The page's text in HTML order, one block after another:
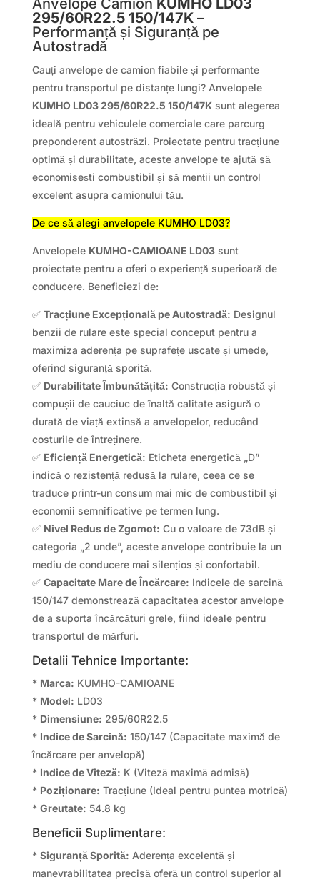
295/60R22.5 150/147K–
Performanță și Siguranță pe
Autostradă
Cauți anvelope de camion fiabile și performante
pentru transportul pe distanțe lungi? Anvelopele
KUMHO LD03 295/60R22.5 150/147K sunt alegerea
ideală pentru vehiculele comerciale care parcurg
preponderent autostrăzi. Proiectate pentru tracțiune
optimă și durabilitate, aceste anvelope te ajută să
economisești combustibil și să menții un control
excelent asupra camionului tău.
De ce să alegi anvelopele KUMHO LD03?
Anvelopele KUMHO-CAMIOANE LD03sunt
proiectate pentru a oferi o experiență superioară de
conducere. Beneficiezi de:
✅ Tracțiune Excepțională pe Autostradă: Designul
benzii de rulare este special conceput pentru a
maximiza aderența pe suprafețe uscate și umede,
oferind siguranță sporită.
✅ Durabilitate Îmbunătățită: Construcția robustă și
compușii de cauciuc de înaltă calitate asigură o
durată de viață extinsă a anvelopelor, reducând
costurile de întreținere.
✅ Eficiență Energetică: Eticheta energetică „D”
indică o rezistență redusă la rulare, ceea ce se
traduce printr-un consum mai mic de combustibil și
economii semnificative pe termen lung.
✅ Nivel Redus de Zgomot: Cu o valoare de 73dB și
categoria „2 unde”, aceste anvelope contribuie la un
mediu de conducere mai silențios și confortabil.
✅ Capacitate Mare de Încărcare: Indicele de sarcină
150/147 demonstrează capacitatea acestor anvelope
de a suporta încărcături grele, fiind ideale pentru
transportul de mărfuri.
Detalii Tehnice Importante:
* Marca: KUMHO-CAMIOANE
* Model: LD03
* Dimensiune: 295/60R22.5
* Indice de Sarcină: 150/147 (Capacitate maximă de
încărcare per anvelopă)
* Indice de Viteză: K (Viteză maximă admisă)
* Poziționare: Tracțiune (Ideal pentru puntea motrică)
* Greutate: 54.8 kg
Beneficii Suplimentare:
* Siguranță Sporită: Aderența excelentă și
manevrabilitatea precisă oferă un control superior al